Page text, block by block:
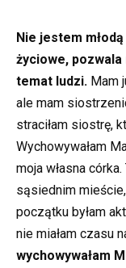
Nie jestem
życiowe,
temat ludzi. Mam
ale mam
straciłam siostrę,
Wychowywałam
moja własna
sąsiednim
początku byłam
nie miałam czasu
wychowywałam